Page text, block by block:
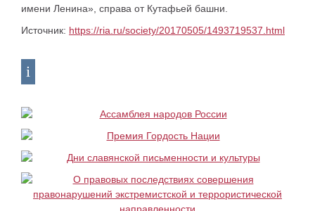
имени Ленина», справа от Кутафьей башни.
Источник: https://ria.ru/society/20170505/1493719537.html